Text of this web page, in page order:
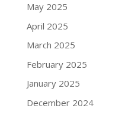
May 2025
April 2025
March 2025
February 2025
January 2025
December 2024